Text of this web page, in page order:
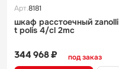
Арт.8181
шкаф расстоечный zanolli
t polis 4/cl 2mc
под заказ
344 968 ₽